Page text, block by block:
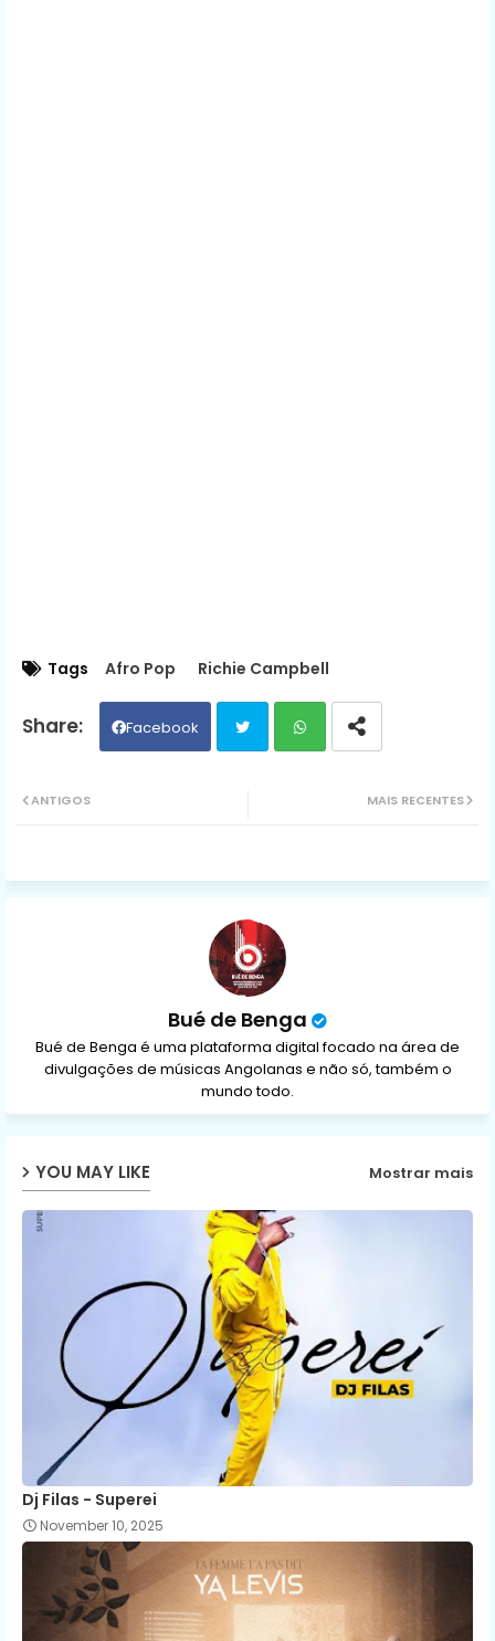
Tags Afro Pop Richie Campbell
Facebook
ap
MAIS RECENTES
ANTIGOS
Bué de Benga
Bué de Benga é uma plataforma digital focado na área de
divulgações de músicas Angolanas e não só, também o
mundo todo.
YOU MAY LIKE Mostrar mais
Dj Filas - Superei
November 10, 2025